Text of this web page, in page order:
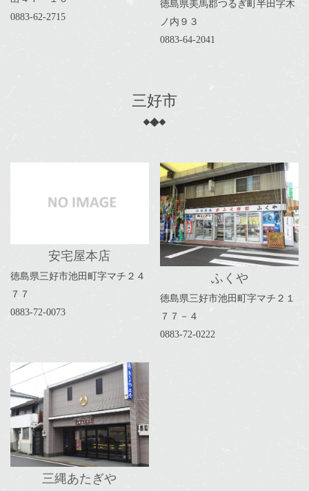
0883-62-2715
徳島県美馬郡つるぎ町半田字木
ノ内９３
0883-64-2041
三好市
安宅屋本店
徳島県三好市池田町字マチ２４
７７
0883-72-0073
ふくや
徳島県三好市池田町字マチ２１
７７－４
0883-72-0222
三縄あたぎや